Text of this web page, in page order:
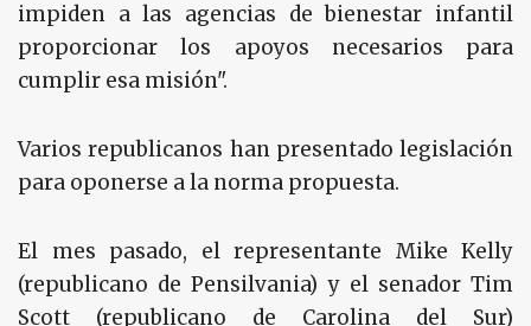
impiden a las agencias de bienestar infantil
proporcionar los apoyos necesarios para
cumplir esa misión".
Varios republicanos han presentado legislación
para oponerse a la norma propuesta.
El mes pasado, el representante Mike Kelly
(republicano de Pensilvania) y el senador Tim
Scott (republicano de Carolina del Sur)